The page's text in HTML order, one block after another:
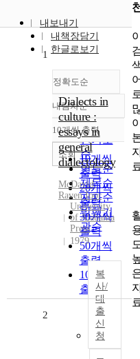
내보내기
내책장담기
한글로보기
정확도순
정확도
순
인기도
순
연도순
제목순
저자순
발행기
관순
내림차순
내림차순
10개씩 출력
10개씩
출력
20개씩
출력
30개씩
출력
50개씩
출력
100개씩
출력
조회
1
Dialects in
culture :
essays in
general
dialectology
McDavid,
Raven Ioor
University
of Alabama
Press
1979
복
사/
대
출
신
청
2